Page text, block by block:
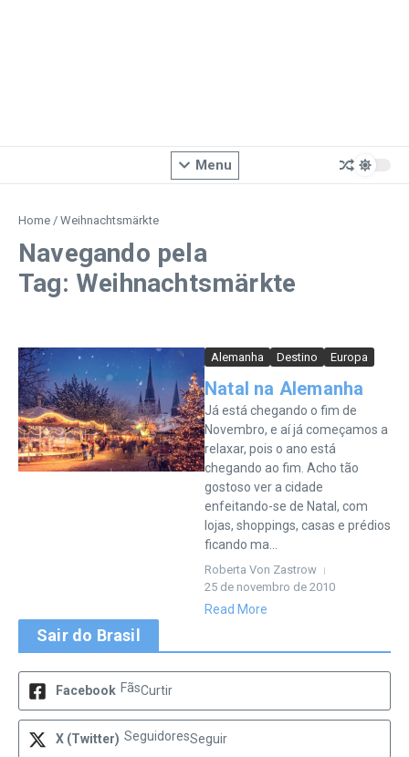
Menu
Home / Weihnachtsmärkte
Navegando pela
Tag: Weihnachtsmärkte
Alemanha Destino Europa
Natal na Alemanha
Já está chegando o fim de
Novembro, e aí já começamos a
relaxar, pois o ano está
chegando ao fim. Acho tão
gostoso ver a cidade
enfeitando-se de Natal, com
lojas, shoppings, casas e prédios
ficando ma...
Roberta Von Zastrow
25 de novembro de 2010
Read More
Sair do Brasil
Facebook FãsCurtir
X (Twitter) SeguidoresSeguir